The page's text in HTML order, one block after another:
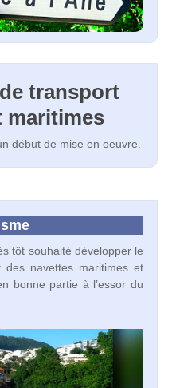
transport
maritimes
début de mise en oeuvre.
tôt souhaité développer le
des navettes maritimes et
bonne partie à l’essor du